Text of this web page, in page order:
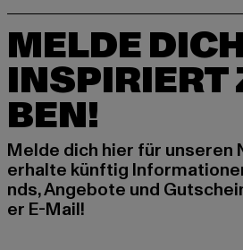
MELDE
INSPIRIERT
BEN!
Melde dich hier für unseren
erhalte künftig
nds, Angebote und
er E-Mail!